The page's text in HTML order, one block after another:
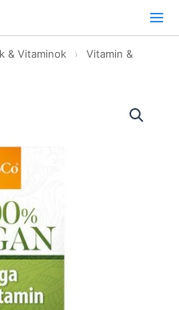
& Vitaminok ›
Vitamin &